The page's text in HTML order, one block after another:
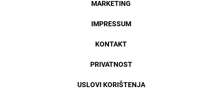
MARKETING
IMPRESSUM
KONTAKT
PRIVATNOST
USLOVI KORIŠTENJA